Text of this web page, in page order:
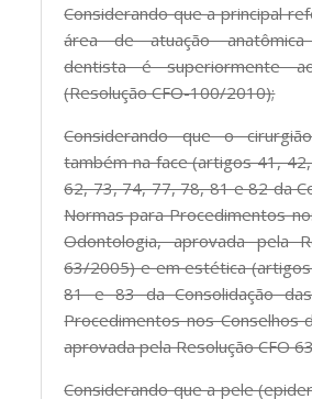
Considerando que a principal
área de atuação
dentista é superiormente
(Resolução CFO-100/2010);
Considerando que o
também na face (artigos 41,
62, 73, 74, 77, 78, 81 e 82 da
Normas para Procedimentos
Odontologia, aprovada pela
63/2005) e em estética
81 e 83 da Consolidação
Procedimentos nos Conselhos
aprovada pela Resolução CFO
Considerando que a pele